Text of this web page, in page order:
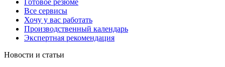
Готовое резюме
Все сервисы
Хочу у вас работать
Производственный календарь
Экспертная рекомендация
Новости и статьи